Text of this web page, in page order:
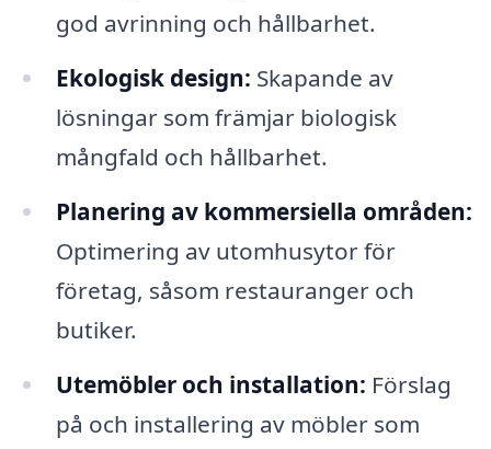
god avrinning och hållbarhet.
Ekologisk design: Skapande av
lösningar som främjar biologisk
mångfald och hållbarhet.
Planering av kommersiella områden:
Optimering av utomhusytor för
företag, såsom restauranger och
butiker.
Utemöbler och installation: Förslag
på och installering av möbler som